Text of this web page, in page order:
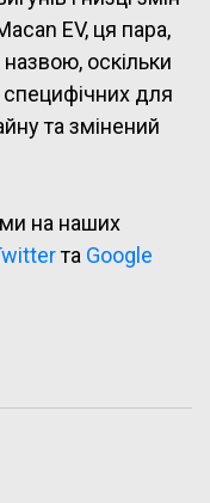
EV, ця пара,
оскільки
для
та змінений
на наших
та Google